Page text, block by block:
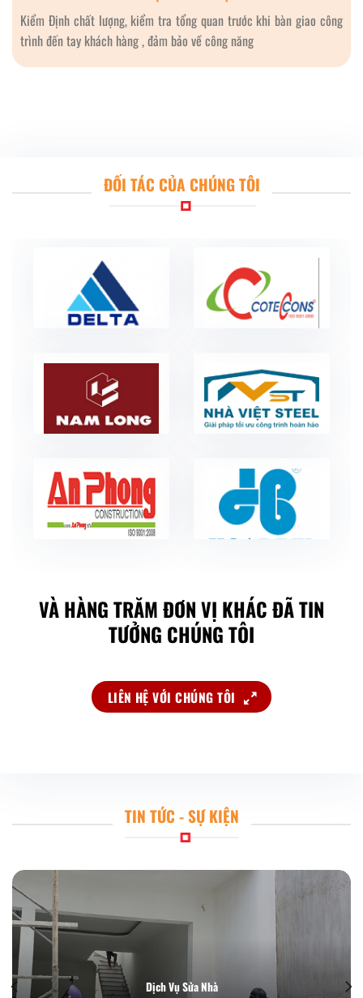
Kiểm Định chất lượng, kiểm tra tổng quan trước khi bàn giao công
trình đến tay khách hàng , đảm bảo về công năng
ĐỐI TÁC CỦA CHÚNG TÔI
VÀ HÀNG TRĂM ĐƠN VỊ KHÁC ĐÃ TIN
TƯỞNG CHÚNG TÔI
LIÊN HỆ VỚI CHÚNG TÔI
TIN TỨC - SỰ KIỆN
Dịch Vụ Sửa Nhà